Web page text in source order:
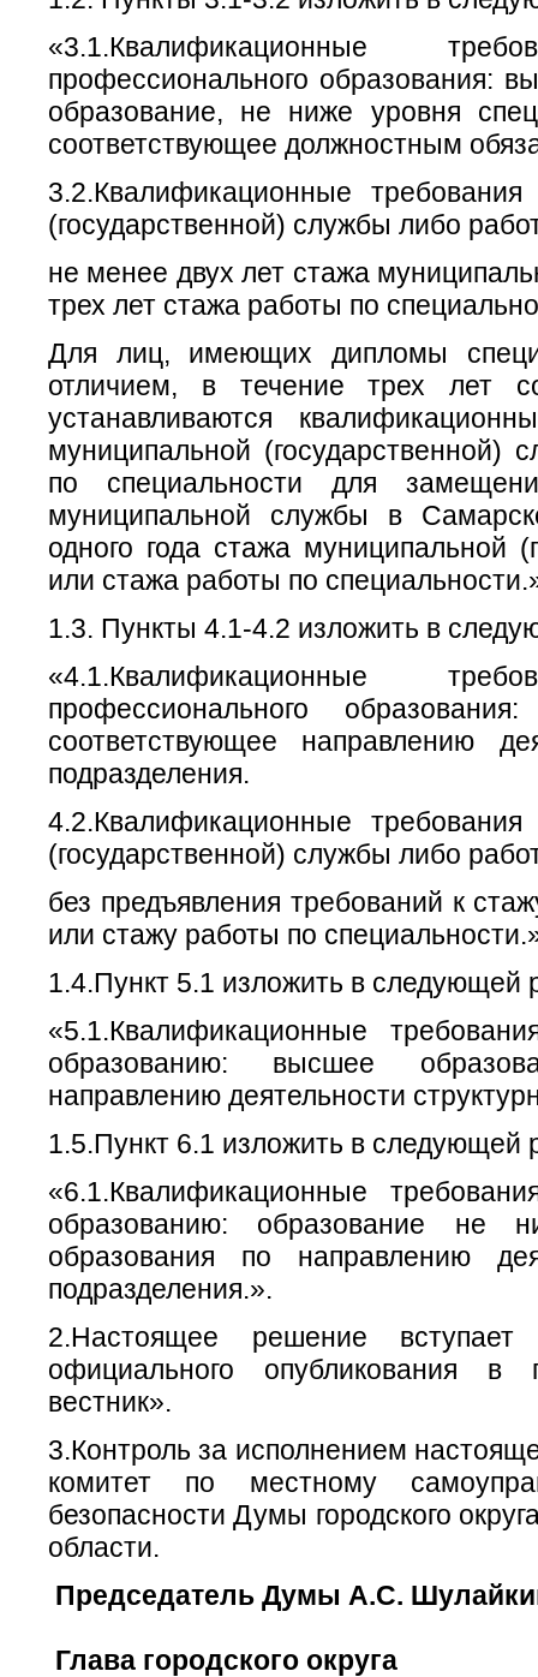
«3.1.Квалификационные
профессионального образования:
образование, не ниже уровня
соответствующее должностным
3.2.Квалификационные
(государственной) службы либо
не менее двух лет стажа
трех лет стажа работы по
Для лиц, имеющих дипломы
отличием, в течение трех лет
устанавливаются
муниципальной (государственной)
по специальности для
муниципальной службы в
одного года стажа муниципальной
или стажа работы по
1.3. Пункты 4.1-4.2 изложить в
«4.1.Квалификационные
профессионального
соответствующее направлению
подразделения.
4.2.Квалификационные
(государственной) службы либо
без предъявления требований к
или стажу работы по
1.4.Пункт 5.1 изложить в следующей
«5.1.Квалификационные
образованию: высшее
направлению деятельности
1.5.Пункт 6.1 изложить в следующей
«6.1.Квалификационные
образованию: образование не
образования по направлению
подразделения.».
2.Настоящее решение
официального опубликования в
вестник».
3.Контроль за исполнением
комитет по местному
безопасности Думы городского
области.
Председатель Думы А.С.
Глава городского округа